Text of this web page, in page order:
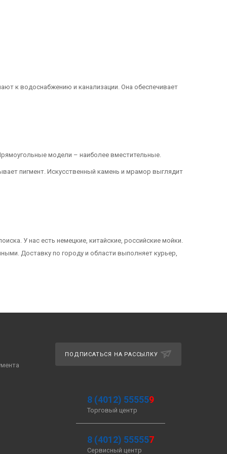
к водоснабжению и канализации. Она обеспечивает
модели – наиболее вместительные.
пигмент. Искусственный камень и мрамор выглядит
У нас есть немецкие, китайские, российские мойки.
Доставку по городу и области выполняет курьер,
ПОДПИСАТЬСЯ НА РАССЫЛКУ
8 (4012) 555559
Торговый центр
8 (4012) 555557
Сервисный центр